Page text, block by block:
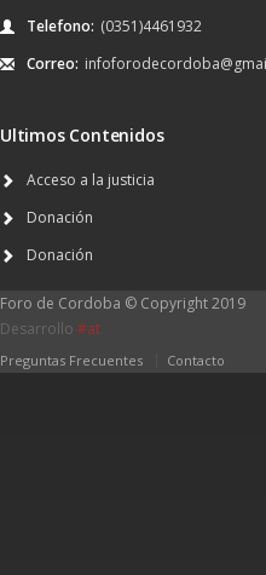
Telefono: (0351)4461932
Correo:
Ultimos Contenidos
Acceso a la justicia
Donación
Donación
Foro de Cordoba © Copyright 2019
Desarrollo #at
Preguntas Frecuentes Contacto